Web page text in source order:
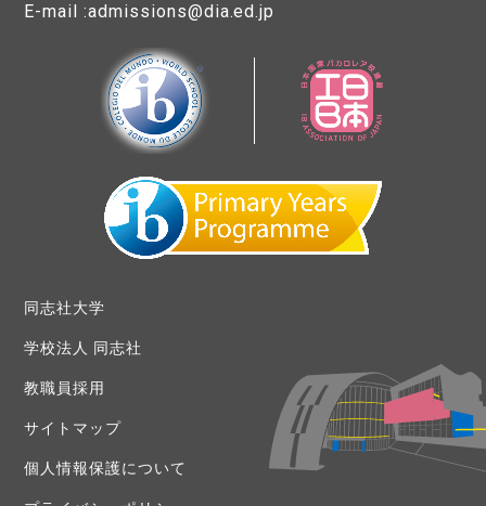
E-mail :admissions@dia.ed.jp
同志社大学
学校法人 同志社
教職員採用
サイトマップ
個人情報保護について